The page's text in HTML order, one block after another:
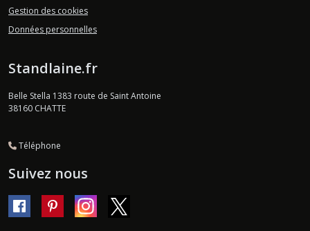
Gestion des cookies
Données personnelles
Standlaine.fr
Belle Stella 1383 route de Saint Antoine
38160 CHATTE
Téléphone
Suivez nous